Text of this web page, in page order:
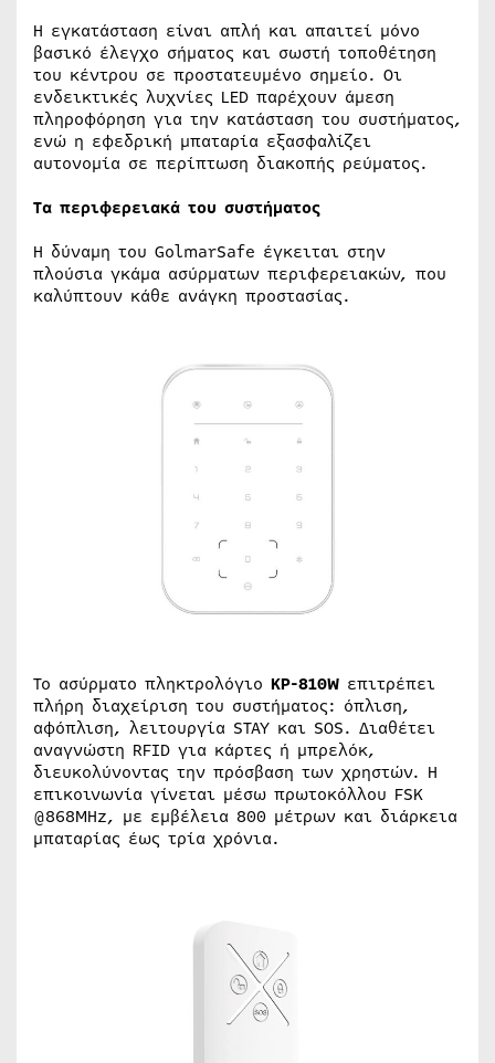
Η εγκατάσταση είναι απλή και απαιτεί μόνο
βασικό έλεγχο σήματος και σωστή τοποθέτηση
του κέντρου σε προστατευμένο σημείο. Οι
ενδεικτικές λυχνίες LED παρέχουν άμεση
πληροφόρηση για την κατάσταση του συστήματος,
ενώ η εφεδρική μπαταρία εξασφαλίζει
αυτονομία σε περίπτωση διακοπής ρεύματος.
Τα περιφερειακά του συστήματος
Η δύναμη του GolmarSafe έγκειται στην
πλούσια γκάμα ασύρματων περιφερειακών, που
καλύπτουν κάθε ανάγκη προστασίας.
Το ασύρματο πληκτρολόγιο KP-810W επιτρέπει
πλήρη διαχείριση του συστήματος: όπλιση,
αφόπλιση, λειτουργία STAY και SOS. Διαθέτει
αναγνώστη RFID για κάρτες ή μπρελόκ,
διευκολύνοντας την πρόσβαση των χρηστών. Η
επικοινωνία γίνεται μέσω πρωτοκόλλου FSK
@868MHz, με εμβέλεια 800 μέτρων και διάρκεια
μπαταρίας έως τρία χρόνια.